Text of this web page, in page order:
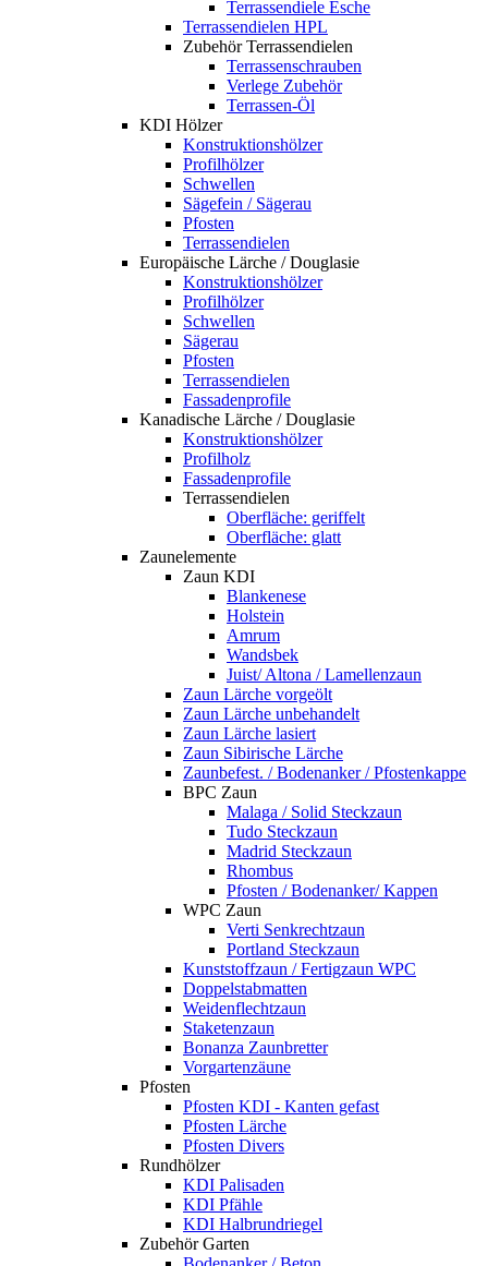
Terrassendiele Esche
Terrassendielen HPL
Zubehör Terrassendielen
Terrassenschrauben
Verlege Zubehör
Terrassen-Öl
KDI Hölzer
Konstruktionshölzer
Profilhölzer
Schwellen
Sägefein / Sägerau
Pfosten
Terrassendielen
Europäische Lärche / Douglasie
Konstruktionshölzer
Profilhölzer
Schwellen
Sägerau
Pfosten
Terrassendielen
Fassadenprofile
Kanadische Lärche / Douglasie
Konstruktionshölzer
Profilholz
Fassadenprofile
Terrassendielen
Oberfläche: geriffelt
Oberfläche: glatt
Zaunelemente
Zaun KDI
Blankenese
Holstein
Amrum
Wandsbek
Juist/ Altona / Lamellenzaun
Zaun Lärche vorgeölt
Zaun Lärche unbehandelt
Zaun Lärche lasiert
Zaun Sibirische Lärche
Zaunbefest. / Bodenanker / Pfostenkappe
BPC Zaun
Malaga / Solid Steckzaun
Tudo Steckzaun
Madrid Steckzaun
Rhombus
Pfosten / Bodenanker/ Kappen
WPC Zaun
Verti Senkrechtzaun
Portland Steckzaun
Kunststoffzaun / Fertigzaun WPC
Doppelstabmatten
Weidenflechtzaun
Staketenzaun
Bonanza Zaunbretter
Vorgartenzäune
Pfosten
Pfosten KDI - Kanten gefast
Pfosten Lärche
Pfosten Divers
Rundhölzer
KDI Palisaden
KDI Pfähle
KDI Halbrundriegel
Zubehör Garten